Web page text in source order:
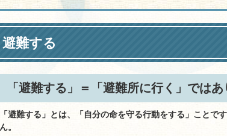
避難する
「避難する」＝「避難所に行く」では
「避難する」とは、「自分の命を守る行動をする」ことで
ん。